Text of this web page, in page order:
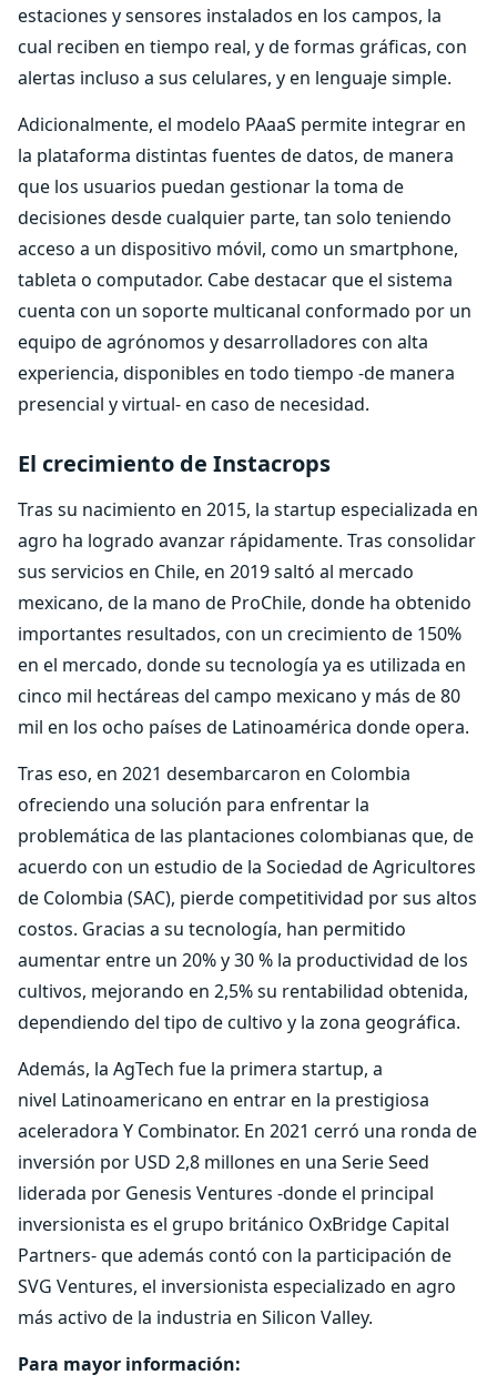
estaciones y sensores instalados en los campos, la
cual reciben en tiempo real, y de formas gráficas, con
alertas incluso a sus celulares, y en lenguaje simple.
Adicionalmente, el modelo PAaaS permite integrar en
la plataforma distintas fuentes de datos, de manera
que los usuarios puedan gestionar la toma de
decisiones desde cualquier parte, tan solo teniendo
acceso a un dispositivo móvil, como un smartphone,
tableta o computador. Cabe destacar que el sistema
cuenta con un soporte multicanal conformado por un
equipo de agrónomos y desarrolladores con alta
experiencia, disponibles en todo tiempo -de manera
presencial y virtual- en caso de necesidad.
El crecimiento de Instacrops
Tras su nacimiento en 2015, la startup especializada en
agro ha logrado avanzar rápidamente. Tras consolidar
sus servicios en Chile, en 2019 saltó al mercado
mexicano, de la mano de ProChile, donde ha obtenido
importantes resultados, con un crecimiento de 150%
en el mercado, donde su tecnología ya es utilizada en
cinco mil hectáreas del campo mexicano y más de 80
mil en los ocho países de Latinoamérica donde opera.
Tras eso, en 2021 desembarcaron en Colombia
ofreciendo una solución para enfrentar la
problemática de las plantaciones colombianas que, de
acuerdo con un estudio de la Sociedad de Agricultores
de Colombia (SAC), pierde competitividad por sus altos
costos. Gracias a su tecnología, han permitido
aumentar entre un 20% y 30 % la productividad de los
cultivos, mejorando en 2,5% su rentabilidad obtenida,
dependiendo del tipo de cultivo y la zona geográfica.
Además, la AgTech fue la primera startup, a
nivel Latinoamericano en entrar en la prestigiosa
aceleradora Y Combinator. En 2021 cerró una ronda de
inversión por USD 2,8 millones en una Serie Seed
liderada por Genesis Ventures -donde el principal
inversionista es el grupo británico OxBridge Capital
Partners- que además contó con la participación de
SVG Ventures, el inversionista especializado en agro
más activo de la industria en Silicon Valley.
Para mayor información: